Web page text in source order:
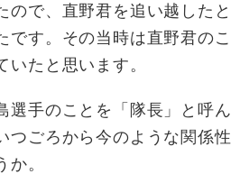
で、直野君を追い越したと
です。その当時は直野君のこ
いたと思います。
手のことを「隊長」と呼ん
つごろから今のような関係性
。